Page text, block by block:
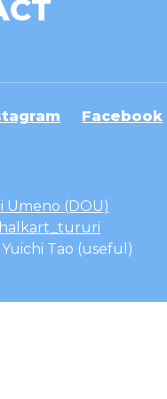
Facebook
Umeno (DOU)
Tao (useful)